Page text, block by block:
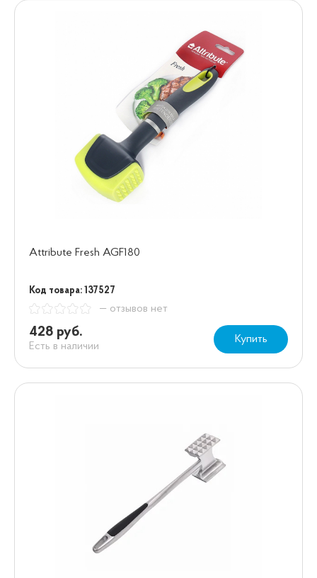
Attribute Fresh AGF180
Код товара: 137527
— отзывов нет
428 руб.
Есть в наличии
Купить